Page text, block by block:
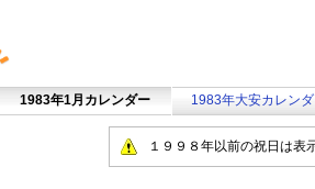
1983年1月カレンダー 1983年大安カレン
１９９８年以前の祝日は表